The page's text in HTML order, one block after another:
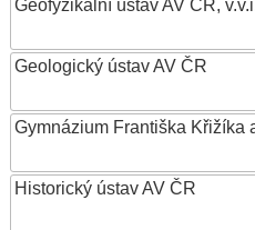
Geofyzikální ústav AV ČR,
Geologický ústav AV ČR
Gymnázium Františka Křižíka
Historický ústav AV ČR